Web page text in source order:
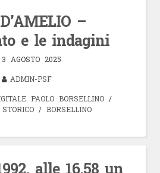
–
e le indagini
3 AGOSTO 2025
ADMIN-PSF
PAOLO BORSELLINO/
/ BORSELLINO
alle 16.58 un